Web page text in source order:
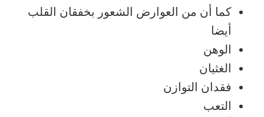
كما أن من العوارض الشعور بخفقان القلب
أيضا
الوهن
الغثيان
فقدان التوازن
التعب